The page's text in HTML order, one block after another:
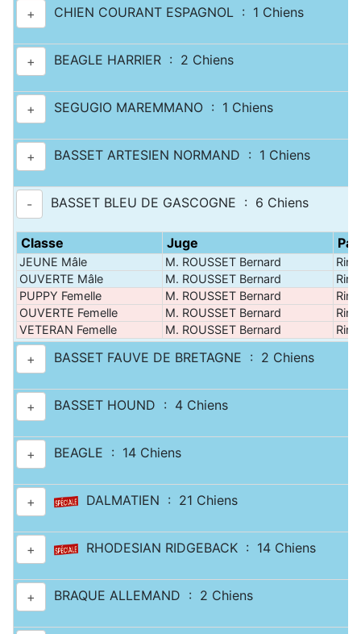
+ CHIEN COURANT ESPAGNOL : 1 Chiens
+ BEAGLE HARRIER : 2 Chiens
+ SEGUGIO MAREMMANO : 1 Chiens
+ BASSET ARTESIEN NORMAND : 1 Chiens
- BASSET BLEU DE GASCOGNE : 6 Chiens
Classe Juge
JEUNE Mâle M. ROUSSET Bernard
OUVERTE Mâle
M. ROUSSET Bernard
PUPPY Femelle
M. ROUSSET Bernard
OUVERTE Femelle
M. ROUSSET Bernard
VETERAN Femelle
M. ROUSSET Bernard
+ BASSET FAUVE DE BRETAGNE : 2 Chiens
+ BASSET HOUND : 4 Chiens
+ BEAGLE : 14 Chiens
+ DALMATIEN : 21 Chiens
+ RHODESIAN RIDGEBACK : 14 Chiens
+ BRAQUE ALLEMAND : 2 Chiens